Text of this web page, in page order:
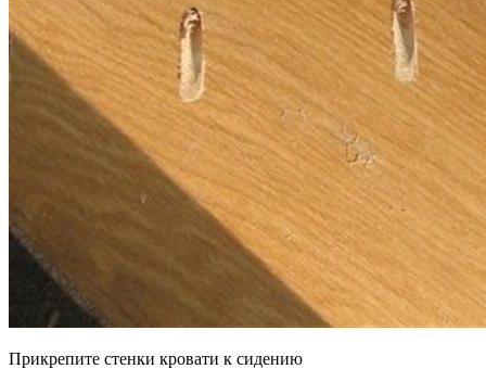
Прикрепите стенки кровати к сидению